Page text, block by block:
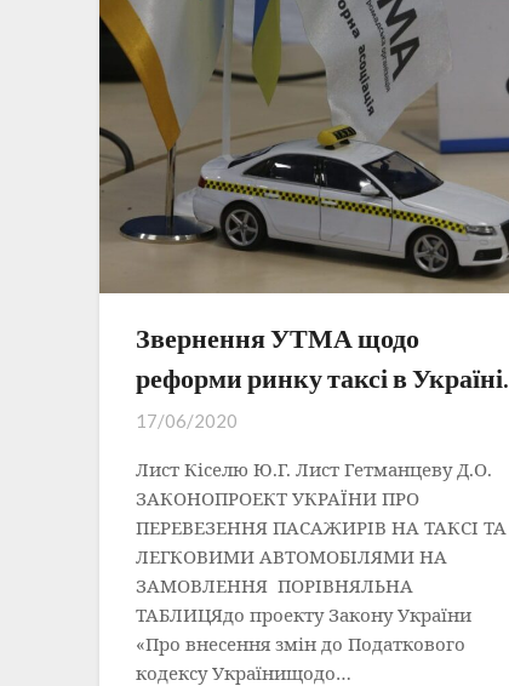
Звернення УТМА щодо
реформи ринку таксі в Україні.
17/06/2020
Лист Кіселю Ю.Г. Лист Гетманцеву Д.О.
ЗАКОНОПРОЕКТ УКРАЇНИ ПРО
ПЕРЕВЕЗЕННЯ ПАСАЖИРІВ НА ТАКСІ ТА
ЛЕГКОВИМИ АВТОМОБІЛЯМИ НА
ЗАМОВЛЕННЯ ПОРІВНЯЛЬНА
ТАБЛИЦЯдо проекту Закону України
«Про внесення змін до Податкового
кодексу Українищодо…